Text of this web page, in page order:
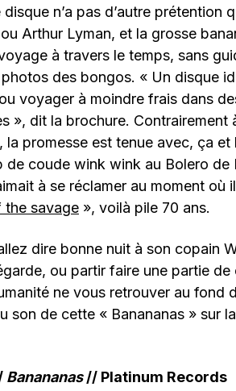
n’a pas d’autre prétention
Arthur Lyman, et la grosse
à travers le temps, sans
des bongos. « Un disque
voyager à moindre frais dans
», dit la brochure. Contrairement
promesse est tenue avec, ça et
coude wink wink au Bolero de
à se réclamer au moment où
the savage », voilà pile 70 ans.
dire bonne nuit à son copain
ou partir faire une partie
ne vous retrouver au fond
son de cette « Banananas » sur
Banananas// Platinum Records